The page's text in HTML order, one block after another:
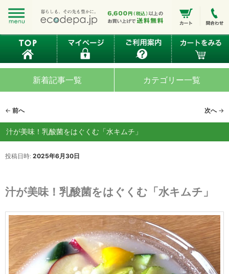
新着記事一覧 カテゴリー一覧
投
ナ
ビ
ー
ン
← 前へ 次へ →
汁が美味！乳酸菌をはぐくむ「水キムチ」
投稿日時: 2025年6月30日
汁が美味！乳酸菌をはぐくむ「水キムチ」